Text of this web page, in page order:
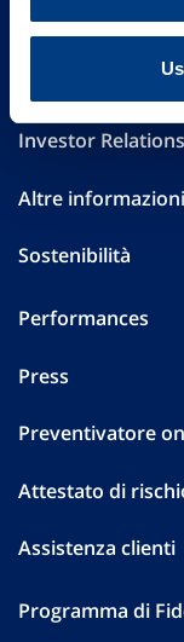
FAQ
Investor Relations
Altre informazioni
Sostenibilità
Performances
Press
Preventivatore
Attestato di
Assistenza clienti
Programma di